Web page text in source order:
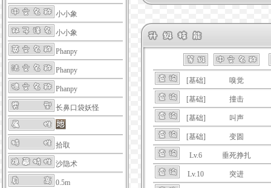
小小象
小小象
Phanpy
Phanpy
Phanpy
长鼻口袋妖怪
拾取
沙隐术
0.5m
[基础] 嗅觉
[基础] 撞击
[基础] 叫声
[基础] 变圆
Lv.6 垂死挣扎
Lv.10 突进